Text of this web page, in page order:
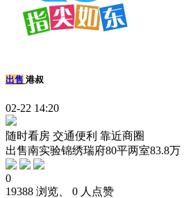
出售 港叔
02-22 14:20
随时看房 交通便利 靠近商圈
出售南实验锦绣瑞府80平两室83.8万
0
19388 浏览、 0 人点赞